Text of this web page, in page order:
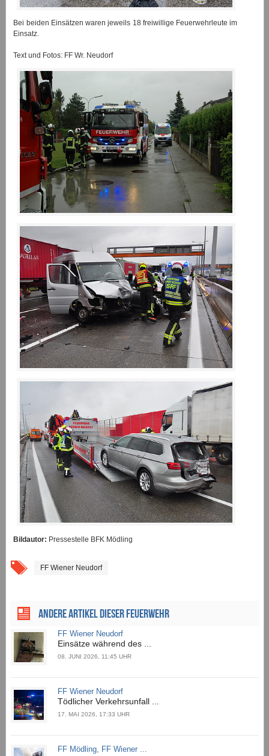
Bei beiden Einsätzen waren jeweils 18 freiwillige Feuerwehrleute im
Einsatz.
Text und Fotos: FF Wr. Neudorf
Bildautor: Pressestelle BFK Mödling
FF Wiener Neudorf
ANDERE ARTIKEL DIESER FEUERWEHR
FF Wiener Neudorf
Einsätze während des ...
08. JUNI 2026, 11:45 UHR
FF Wiener Neudorf
Tödlicher Verkehrsunfall ...
17. MAI 2026, 17:33 UHR
FF Mödling, FF Wiener ...